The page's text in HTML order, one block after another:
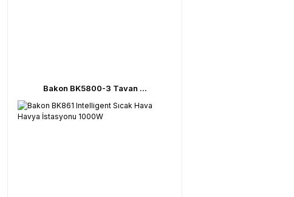
Bakon BK5800-3 Tavan ...